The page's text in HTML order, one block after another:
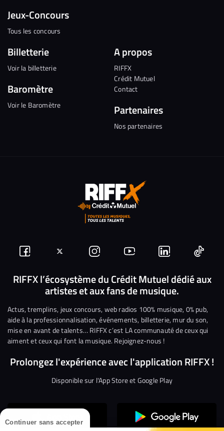
Continuer sans accepter
Jeux-Concours
Tous les concours
Billetterie
Voir la billetterie
Baromètre
Voir le Baromètre
A propos
RIFFX
Crédit Mutuel
Contact
Partenaires
Nos partenaires
Suivez-
nous
Facebook
Suivez-
nous
sur
Twitter
Nous
rejoindre
sur
Instagram
Nous
rejoindre
sur
YouTube
Nous
rejoindre
sur
Linkedin
Nous
RIFFX l’écosystème du Crédit Mutuel dédié aux
artistes et aux fans de musique.
Actus, tremplins, jeux concours, web radios 100% musique, 0% pub,
aide à la professionnalisation, événements, billetterie, mur du son,
mise en avant de talents… RIFFX c’est LA communauté de ceux qui
aiment et ceux qui font la musique. Rejoignez-nous !
Prolongez l'expérience avec l'application RIFFX !
Disponible sur l'App Store et Google Play